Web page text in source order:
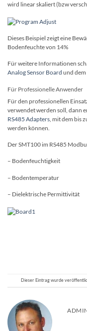
wird linear skaliert (bzw
Dieses Beispiel zeigt eine
Bodenfeuchte von 14%
Für weitere Informationen
Analog Sensor Board und dem
Für Professionelle Anwender
Für den professionellen
verwendet werden soll, dann
RS485 Adapters , mit dem bis
werden können.
Der SMT100 im RS485
– Bodenfeuchtigkeit
– Bodentemperatur
– Dielektrische Permittivität
Dieser Eintrag wurde